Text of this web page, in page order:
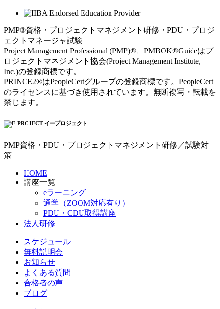
PMP®資格・プロジェクトマネジメント研修・PDU・プロジ
ェクトマネージャ試験
Project Management Professional (PMP)®、PMBOK®Guideはプ
ロジェクトマネジメント協会(Project Management Institute,
Inc.)の登録商標です。
PRINCE2®はPeopleCertグループの登録商標です。PeopleCert
のライセンスに基づき使用されています。無断複写・転載を
禁じます。
PMP資格・PDU・プロジェクトマネジメント研修／試験対
策
HOME
講座一覧
eラーニング
通学（ZOOM対応有り）
PDU・CDU取得講座
法人研修
スケジュール
無料説明会
お知らせ
よくある質問
合格者の声
ブログ